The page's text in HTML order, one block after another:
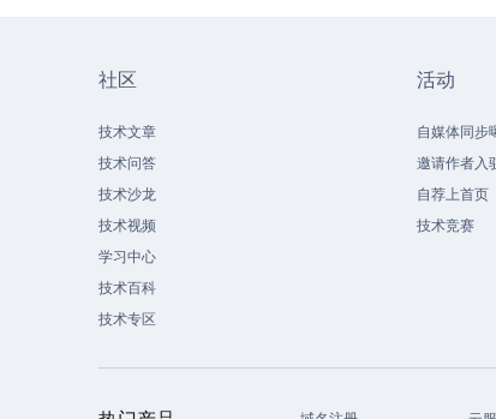
社区
技术文章
技术问答
技术沙龙
技术视频
学习中心
技术百科
技术专区
活动
自媒体同步
邀请作者入
自荐上首页
技术竞赛